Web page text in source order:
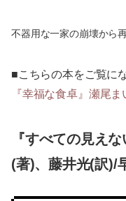
不器用な一家の崩壊から
■こちらの本をご覧に
『幸福な食卓』瀬尾
『すべての見え
(著)、藤井光(訳)/